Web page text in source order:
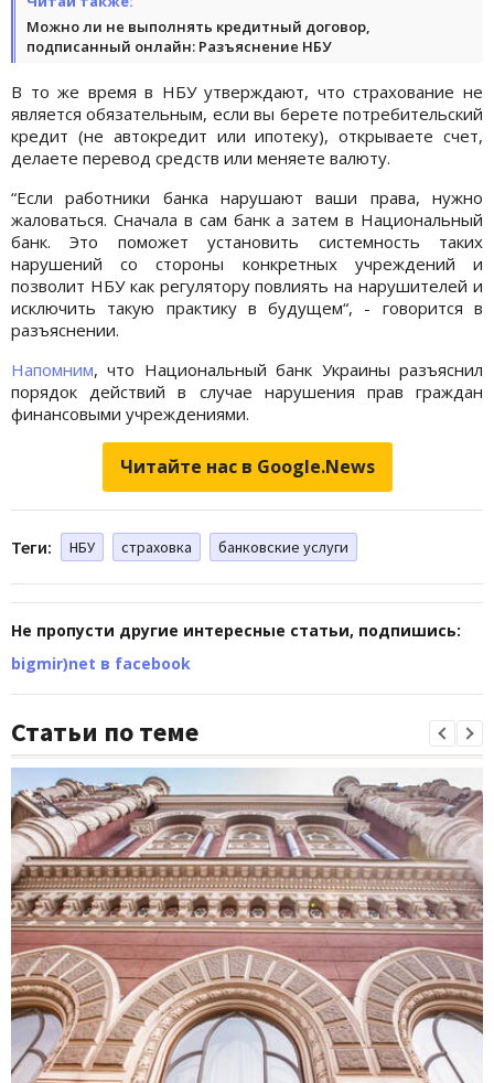
Можно ли не выполнять кредитный договор,
подписанный онлайн: Разъяснение НБУ
В то же время в НБУ утверждают, что страхование не
является обязательным, если вы берете потребительский
кредит (не автокредит или ипотеку), открываете счет,
делаете перевод средств или меняете валюту.
“Если работники банка нарушают ваши права, нужно
жаловаться. Сначала в сам банк а затем в Национальный
банк. Это поможет установить системность таких
нарушений со стороны конкретных учреждений и
позволит НБУ как регулятору повлиять на нарушителей и
исключить такую ​​практику в будущем“, - говорится в
разъяснении.
Напомним, что Национальный банк Украины разъяснил
порядок действий в случае нарушения прав граждан
финансовыми учреждениями.
Читайте нас в Google.News
Теги: НБУ страховка банковские услуги
Не пропусти другие интересные статьи, подпишись:
bigmir)net в facebook
Статьи по теме